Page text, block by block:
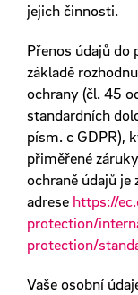
jejich činnosti.
Přenos údajů do
základě
ochrany (čl. 45
standardních
písm. c GDPR),
přiměřené
ochraně údajů je
adrese https://
protection/
protection/
Vaše osobní